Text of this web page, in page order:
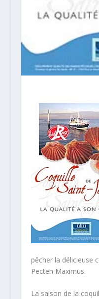
pêcher la délicieuse
Pecten Maximus.
La saison de la